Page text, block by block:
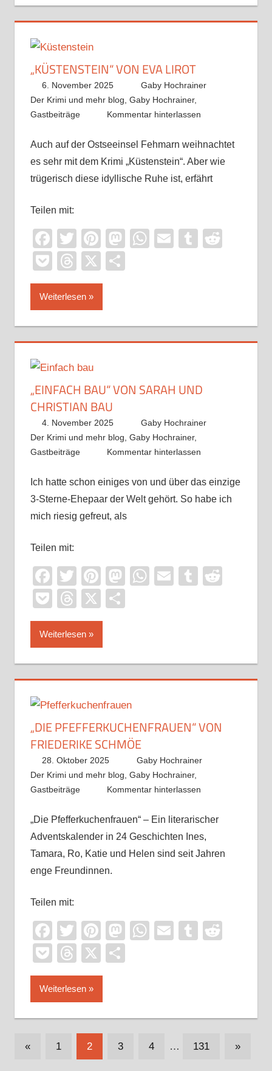
„KÜSTENSTEIN“ VON EVA LIROT
6. November 2025
Gaby Hochrainer
Der Krimi und mehr blog, Gaby Hochrainer,
Gastbeiträge
Kommentar hinterlassen
Auch auf der Ostseeinsel Fehmarn weihnachtet
es sehr mit dem Krimi „Küstenstein“. Aber wie
trügerisch diese idyllische Ruhe ist, erfährt
Teilen mit:
Facebook
TwitterPinterest
Mastodon
WhatsApp
EmailTumblr
PocketThreads
X
Weiterlesen
„EINFACH BAU“ VON SARAH UND
CHRISTIAN BAU
4. November 2025
Gaby Hochrainer
Der Krimi und mehr blog, Gaby Hochrainer,
Gastbeiträge
Kommentar hinterlassen
Ich hatte schon einiges von und über das einzige
3-Sterne-Ehepaar der Welt gehört. So habe ich
mich riesig gefreut, als
Teilen mit:
Facebook
TwitterPinterest
Mastodon
WhatsApp
EmailTumblr
PocketThreads
X
Weiterlesen
„DIE PFEFFERKUCHENFRAUEN“ VON
FRIEDERIKE SCHMÖE
28. Oktober 2025
Gaby Hochrainer
Der Krimi und mehr blog, Gaby Hochrainer,
Gastbeiträge
Kommentar hinterlassen
„Die Pfefferkuchenfrauen“ – Ein literarischer
Adventskalender in 24 Geschichten Ines,
Tamara, Ro, Katie und Helen sind seit Jahren
enge Freundinnen.
Teilen mit:
Facebook
TwitterPinterest
Mastodon
WhatsApp
EmailTumblr
PocketThreads
X
Weiterlesen
Seitennummerierung
«Vorherige
1 2 3 4 … 131
Nächste
»